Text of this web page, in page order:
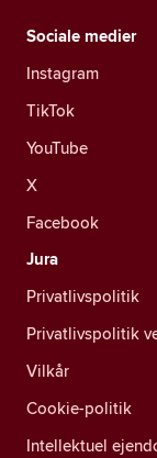
Sociale medier
Instagram
TikTok
YouTube
X
Facebook
Jura
Privatlivspolitik
Privatlivspolitik
Vilkår
Cookie-politik
Intellektuel